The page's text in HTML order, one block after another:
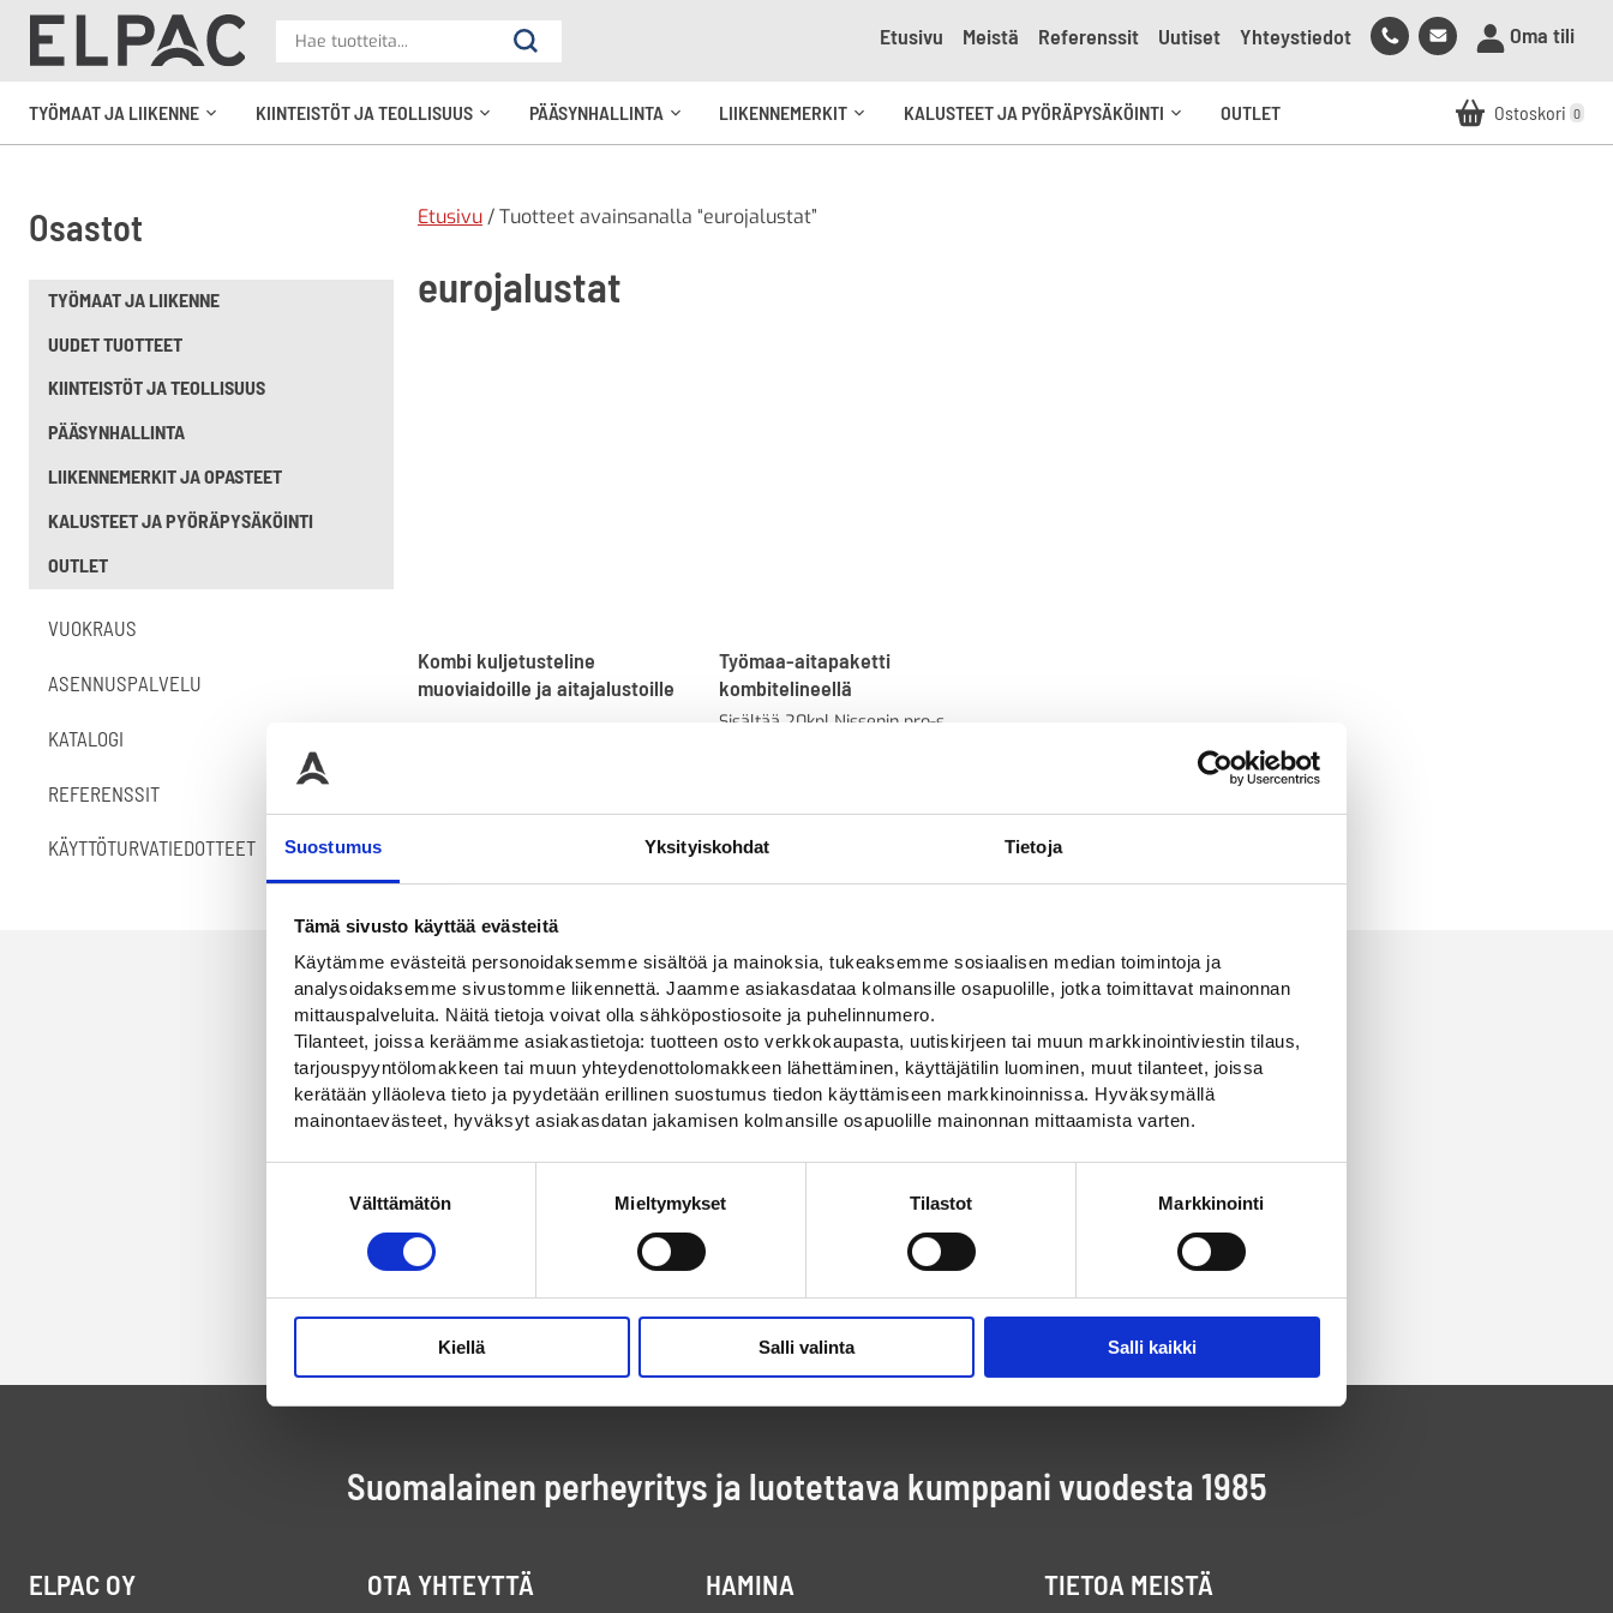
Suostumus Yksityiskohdat Tietoja
Tämä sivusto käyttää evästeitä
Käytämme evästeitä personoidaksemme sisältöä ja mainoksia, tukeaksemme sosiaalisen median toimintoja ja
analysoidaksemme sivustomme liikennettä. Jaamme asiakasdataa kolmansille osapuolille, jotka toimittavat mainonnan
mittauspalveluita. Näitä tietoja voivat olla sähköpostiosoite ja puhelinnumero.
Tilanteet, joissa keräämme asiakastietoja: tuotteen osto verkkokaupasta, uutiskirjeen tai muun markkinointiviestin tilaus,
tarjouspyyntölomakkeen tai muun yhteydenottolomakkeen lähettäminen, käyttäjätilin luominen, muut tilanteet, joissa
kerätään ylläoleva tieto ja pyydetään erillinen suostumus tiedon käyttämiseen markkinoinnissa. Hyväksymällä
mainontaevästeet, hyväksyt asiakasdatan jakamisen kolmansille osapuolille mainonnan mittaamista varten.
Välttämätön Mieltymykset Tilastot Markkinointi
Kiellä Salli valinta Salli kaikki
Hae
Hae
Etusivu Meistä Referenssit Uutiset Yhteystiedot
Soita
meille
Lähetä
meille
Oma tili
TYÖMAAT JA LIIKENNE
KIINTEISTÖT JA TEOLLISUUS
PÄÄSYNHALLINTA
LIIKENNEMERKIT
KALUSTEET JA PYÖRÄPYSÄKÖINTI
OUTLET Ostoskori 0
Osastot
TYÖMAAT JA LIIKENNE
UUDET TUOTTEET
KIINTEISTÖT JA TEOLLISUUS
PÄÄSYNHALLINTA
LIIKENNEMERKIT JA OPASTEET
KALUSTEET JA PYÖRÄPYSÄKÖINTI
OUTLET
VUOKRAUS
ASENNUSPALVELU
KATALOGI
REFERENSSIT
KÄYTTÖTURVATIEDOTTEET
Etusivu / Tuotteet avainsanalla “eurojalustat”
eurojalustat
Kombi kuljetusteline
muoviaidoille ja aitajalustoille
Työmaa-aitapaketti
kombitelineellä
Sisältää 20kpl Nissenin pro-s
2154,00€
Alan parhaat merkit
Suomalainen perheyritys ja luotettava kumppani vuodesta 1985
ELPAC OY OTA YHTEYTTÄ HAMINA TIETOA MEISTÄ